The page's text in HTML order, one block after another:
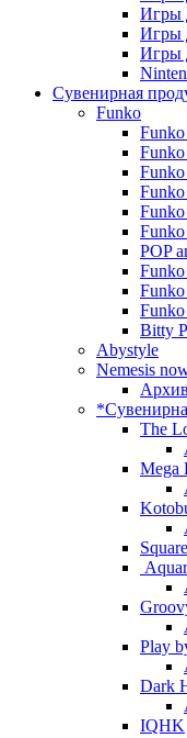
Игры
Игры
Игры
Сувенирная
Funko
Funko
POP
Funko
Bitty
Abystyle
Nemesis
Архив
The
Mega
Play
Dark
IQHK